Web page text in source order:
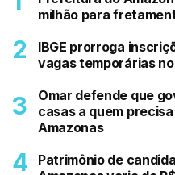
milhão para
IBGE prorroga
vagas temporárias
Omar defende que
casas a quem
Amazonas
Patrimônio de